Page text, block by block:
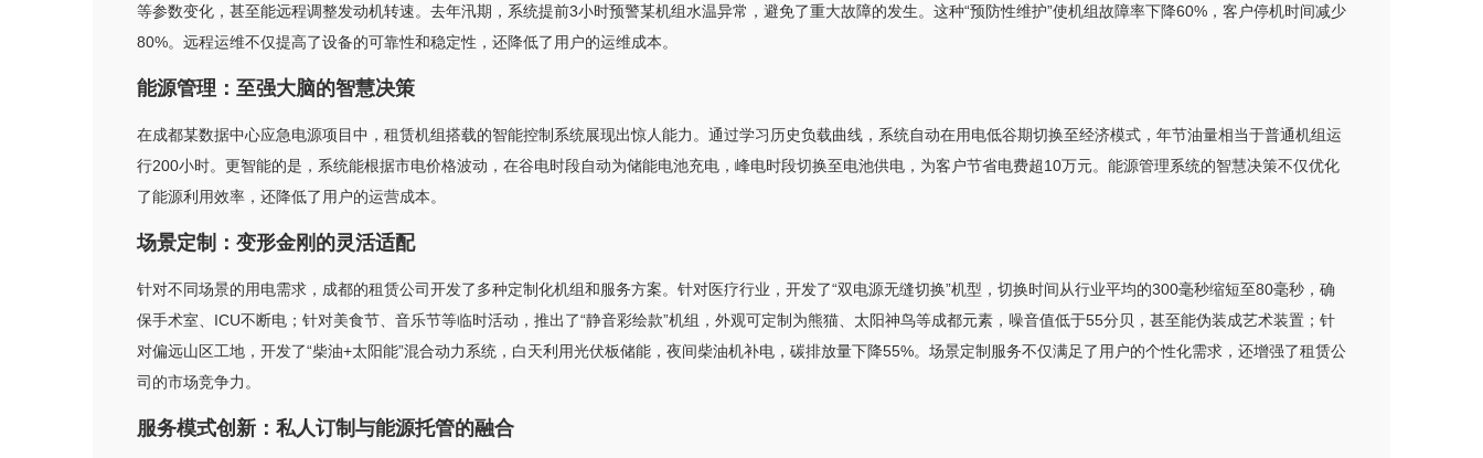
等参数变化，甚至能远程调整发动机转速。去年汛期，系统提前3小时预警某机组水温异常，避免了重大故障的发生。这种“预防性维护”使机组故障率下降60%，客户停机时间减少
80%。远程运维不仅提高了设备的可靠性和稳定性，还降低了用户的运维成本。
能源管理：至强大脑的智慧决策
在成都某数据中心应急电源项目中，租赁机组搭载的智能控制系统展现出惊人能力。通过学习历史负载曲线，系统自动在用电低谷期切换至经济模式，年节油量相当于普通机组运
行200小时。更智能的是，系统能根据市电价格波动，在谷电时段自动为储能电池充电，峰电时段切换至电池供电，为客户节省电费超10万元。能源管理系统的智慧决策不仅优化
了能源利用效率，还降低了用户的运营成本。
场景定制：变形金刚的灵活适配
针对不同场景的用电需求，成都的租赁公司开发了多种定制化机组和服务方案。针对医疗行业，开发了“双电源无缝切换”机型，切换时间从行业平均的300毫秒缩短至80毫秒，确
保手术室、ICU不断电；针对美食节、音乐节等临时活动，推出了“静音彩绘款”机组，外观可定制为熊猫、太阳神鸟等成都元素，噪音值低于55分贝，甚至能伪装成艺术装置；针
对偏远山区工地，开发了“柴油+太阳能”混合动力系统，白天利用光伏板储能，夜间柴油机补电，碳排放量下降55%。场景定制服务不仅满足了用户的个性化需求，还增强了租赁公
司的市场竞争力。
服务模式创新：私人订制与能源托管的融合